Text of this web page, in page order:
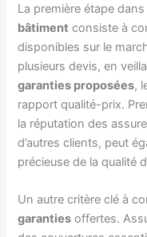
La première étape
bâtiment consiste à
disponibles sur le
plusieurs devis, en
garanties proposées,
rapport qualité-prix.
la réputation des
d’autres clients, peut
précieuse de la qualité
Un autre critère clé à
garanties offertes.